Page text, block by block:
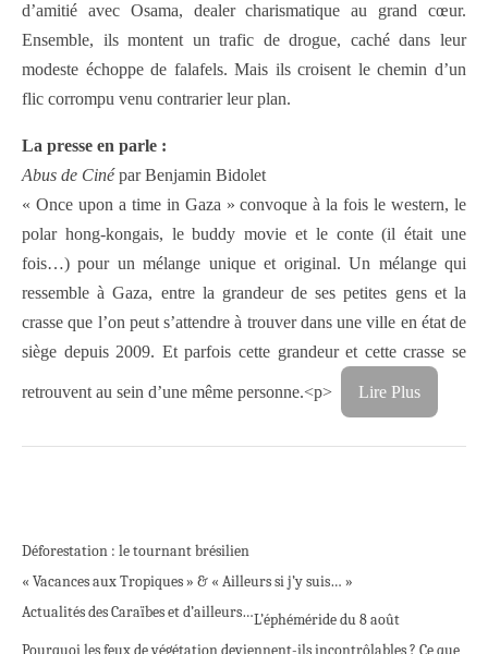
d’amitié avec Osama, dealer charismatique au grand cœur.
Ensemble, ils montent un trafic de drogue, caché dans leur
modeste échoppe de falafels. Mais ils croisent le chemin d’un
flic corrompu venu contrarier leur plan.
La presse en parle :
Abus de Cinépar Benjamin Bidolet
« Once upon a time in Gaza » convoque à la fois le western, le
polar hong-kongais, le buddy movie et le conte (il était une
fois…) pour un mélange unique et original. Un mélange qui
ressemble à Gaza, entre la grandeur de ses petites gens et la
crasse que l’on peut s’attendre à trouver dans une ville en état de
siège depuis 2009. Et parfois cette grandeur et cette crasse se
retrouvent au sein d’une même personne.<p> Lire Plus
Déforestation : le tournant brésilien
« Vacances aux Tropiques » & « Ailleurs si j’y suis… »
Actualités des Caraïbes et d’ailleurs…L’éphéméride du 8 août